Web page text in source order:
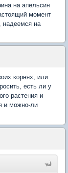
на апельсин
момент
надеемся на
корнях, или
есть ли у
растения и
и можно-ли